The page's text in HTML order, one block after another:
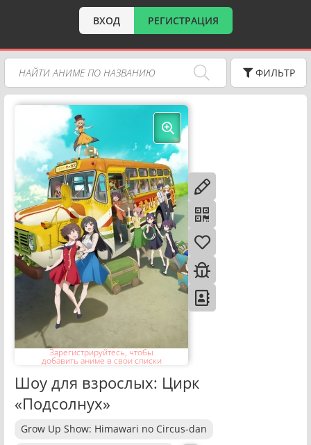
ВХОД РЕГИСТРАЦИЯ
ФИЛЬТР
Зарегистрируйтесь, чтобы
добавить аниме в свои списки
Шоу для взрослых: Цирк
«Подсолнух»
Grow Up Show: Himawari no Circus-dan